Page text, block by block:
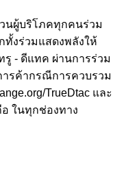
นผู้บริโภคทุกคนร่วม
งร่วมแสดงพลังให้
รู - ดีแทค ผ่านการร่วม
รค้ากรณีการควบรวม
TrueDtac และ
ในทุกช่องทาง